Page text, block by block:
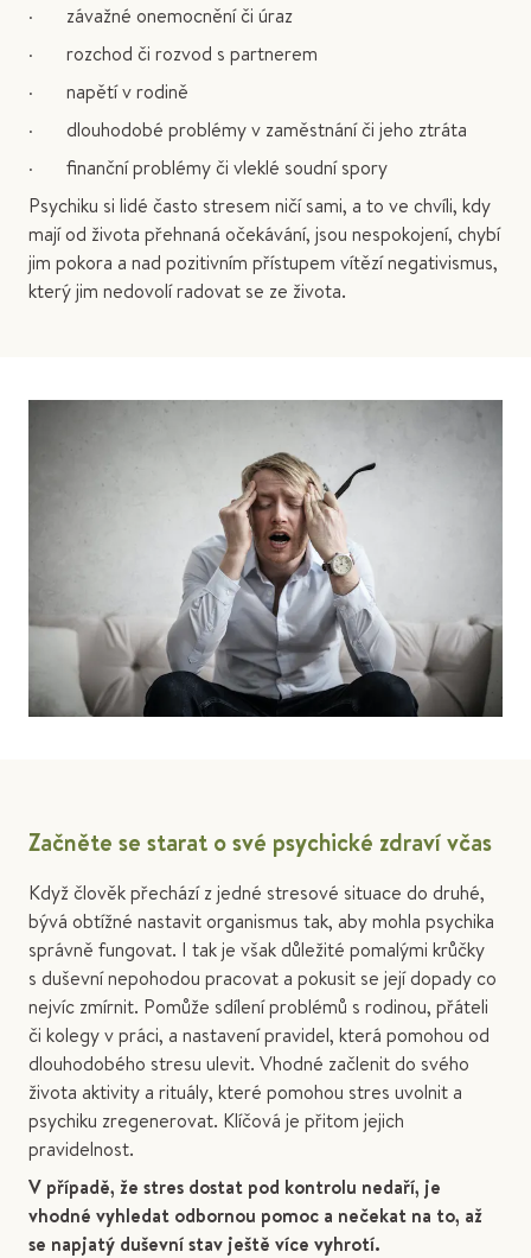
· závažné onemocnění či úraz
· rozchod či rozvod s partnerem
· napětí v rodině
· dlouhodobé problémy v zaměstnání či jeho ztráta
· finanční problémy či vleklé soudní spory
Psychiku si lidé často stresem ničí sami, a to ve chvíli, kdy
mají od života přehnaná očekávání, jsou nespokojení, chybí
jim pokora a nad pozitivním přístupem vítězí negativismus,
který jim nedovolí radovat se ze života.
Začněte se starat o své psychické zdraví včas
Když člověk přechází z jedné stresové situace do druhé,
bývá obtížné nastavit organismus tak, aby mohla psychika
správně fungovat. I tak je však důležité pomalými krůčky
s duševní nepohodou pracovat a pokusit se její dopady co
nejvíc zmírnit. Pomůže sdílení problémů s rodinou, přáteli
či kolegy v práci, a nastavení pravidel, která pomohou od
dlouhodobého stresu ulevit. Vhodné začlenit do svého
života aktivity a rituály, které pomohou stres uvolnit a
psychiku zregenerovat. Klíčová je přitom jejich
pravidelnost.
V případě, že stres dostat pod kontrolu nedaří, je
vhodné vyhledat odbornou pomoc a nečekat na to, až
se napjatý duševní stav ještě více vyhrotí.